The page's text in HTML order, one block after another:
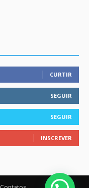
CURTIR
SEGUIR
SEGUIR
INSCREVER